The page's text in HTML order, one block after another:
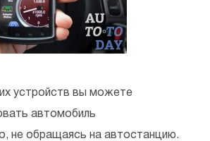
устройств вы можете
автомобиль
не обращаясь на автостанцию.